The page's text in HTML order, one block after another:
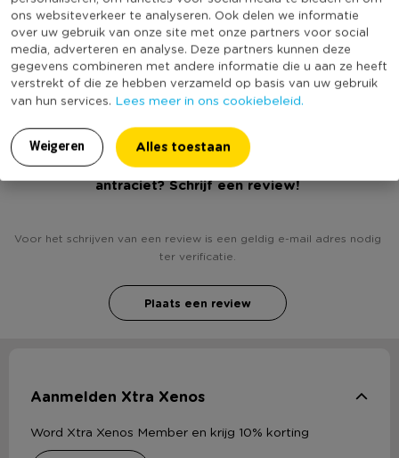
ons websiteverkeer te analyseren. Ook delen we informatie
over uw gebruik van onze site met onze partners voor social
media, adverteren en analyse. Deze partners kunnen deze
gegevens combineren met andere informatie die u aan ze heeft
verstrekt of die ze hebben verzameld op basis van uw gebruik
van hun services. Lees meer in ons cookiebeleid.
Weigeren Alles toestaan
in de markt.
Merk
Curver
Deksel
Ja
Duurzaamheidsscore
(Nog) geen score
bekend
Heb jij Curver style opbergmand L - 45x33x25 cm -
antraciet? Schrijf een review!
Voor het schrijven van een review is een geldig e-mail adres nodig
ter verificatie.
Plaats een review
Aanmelden Xtra Xenos
Word Xtra Xenos Member en krijg 10% korting